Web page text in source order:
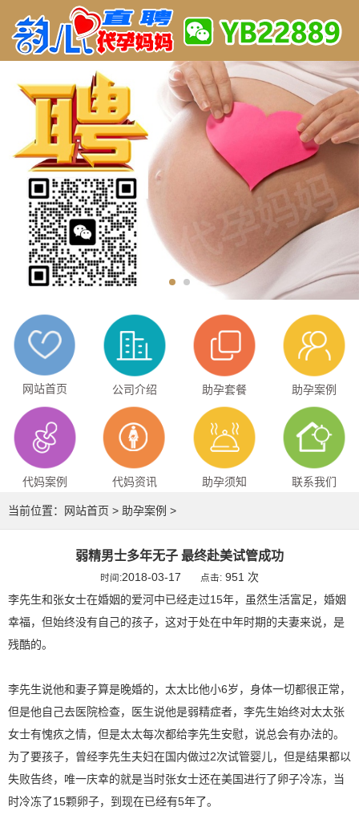
网站首页 公司介绍 助孕套餐 助孕案例
代妈案例 代妈资讯 助孕须知 联系我们
当前位置： 网站首页 > 助孕案例 >
弱精男士多年无子 最终赴美试管成功
时间:2018-03-17 点击: 951 次
李先生和张女士在婚姻的爱河中已经走过15年，虽然生活富足，婚姻
幸福，但始终没有自己的孩子，这对于处在中年时期的夫妻来说，是
残酷的。
李先生说他和妻子算是晚婚的，太太比他小6岁，身体一切都很正常，
但是他自己去医院检查，医生说他是弱精症者，李先生始终对太太张
女士有愧疚之情，但是太太每次都给李先生安慰，说总会有办法的。
为了要孩子，曾经李先生夫妇在国内做过2次试管婴儿，但是结果都以
失败告终，唯一庆幸的就是当时张女士还在美国进行了卵子冷冻，当
时冷冻了15颗卵子，到现在已经有5年了。